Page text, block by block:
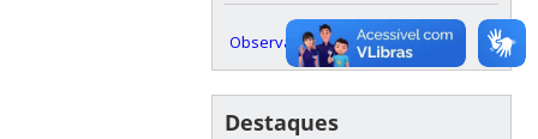
Observatório UFSC – PROEX
Destaques